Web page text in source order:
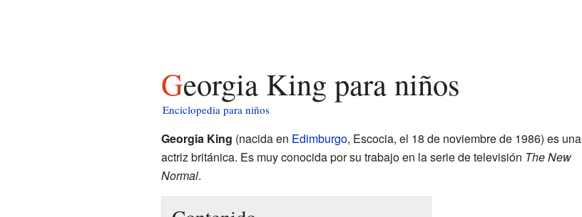
Georgia King para niños
Enciclopedia para niños
Georgia King (nacida en Edimburgo, Escocia, el 18 de noviembre de 1986) es una
actriz británica. Es muy conocida por su trabajo en la serie de televisión The New
Normal.